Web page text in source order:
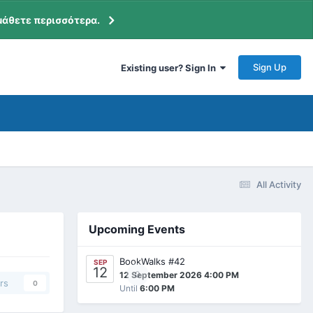
περισσότερα.
Existing user? Sign In Sign Up
All Activity
0
Upcoming Events
SEP
12 0
BookWalks #42
12 September 2026 4:00 PM
Until 6:00 PM